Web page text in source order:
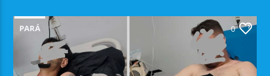
PARÁ 0